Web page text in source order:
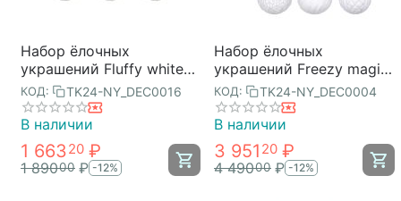
Набор ёлочных
украшений Fluffy white
из коллекции New Year
Essential, 3 шт., Tkano
КОД: TK24-NY_DEC0016
В наличии
1 66320 ₽
1 89000 ₽ -12%
Набор ёлочных
украшений Freezy magic
из коллекции New Year
Essential, 6 шт., Tkano
КОД: TK24-NY_DEC0004
В наличии
3 951 20 ₽
4 49000 ₽ -12%